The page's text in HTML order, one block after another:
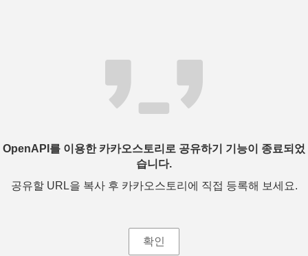
OpenAPI를 이용한 카카오스토리로 공유하기 기능이 종료되었
습니다.
공유할 URL을 복사 후 카카오스토리에 직접 등록해 보세요.
확인